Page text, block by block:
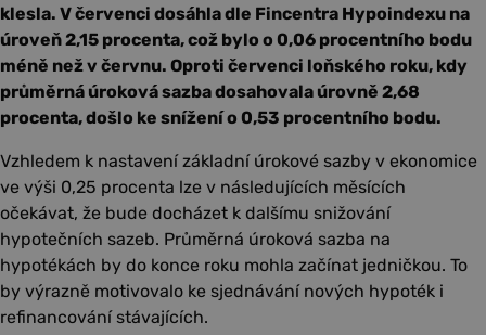
klesla. V červenci dosáhla dle Fincentra Hypoindexu na
úroveň 2,15 procenta, což bylo o 0,06 procentního bodu
méně než v červnu. Oproti červenci loňského roku, kdy
průměrná úroková sazba dosahovala úrovně 2,68
procenta, došlo ke snížení o 0,53 procentního bodu.
Vzhledem k nastavení základní úrokové sazby v ekonomice
ve výši 0,25 procenta lze v následujících měsících
očekávat, že bude docházet k dalšímu snižování
hypotečních sazeb. Průměrná úroková sazba na
hypotékách by do konce roku mohla začínat jedničkou. To
by výrazně motivovalo ke sjednávání nových hypoték i
refinancování stávajících.